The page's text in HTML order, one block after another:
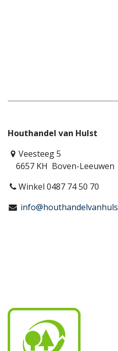
Houthandel van Hulst
Veesteeg 5
6657 KH Boven-Leeuwen
Winkel 0487 74 50 70